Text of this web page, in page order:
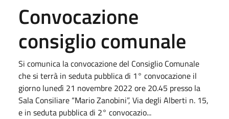
Convocazione
consiglio comunale
Si comunica la convocazione del Consiglio Comunale
che si terrà in seduta pubblica di 1° convocazione il
giorno lunedì 21 novembre 2022 ore 20.45 presso la
Sala Consiliare “Mario Zanobini”, Via degli Alberti n. 15,
e in seduta pubblica di 2° convocazio...